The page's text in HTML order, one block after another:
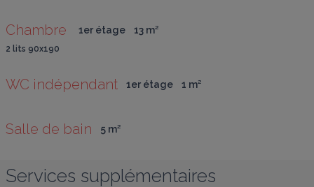
Chambre 1er étage 13 m²
2 lits 90x190
WC indépendant 1er étage 1 m²
Salle de bain 5 m²
Services supplémentaires